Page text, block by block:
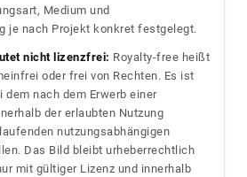
Medium und
je nach Projekt konkret festgelegt.
nicht lizenzfrei: Royalty-free heißt
oder frei von Rechten. Es ist
dem nach dem Erwerb einer
der erlaubten Nutzung
nutzungsabhängigen
Das Bild bleibt urheberrechtlich
mit gültiger Lizenz und innerhalb